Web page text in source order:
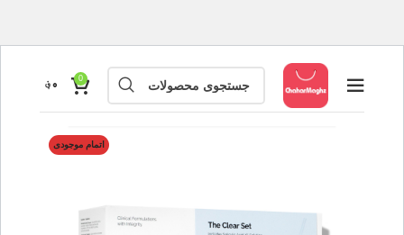
0 ۰؋
اتمام موجودی